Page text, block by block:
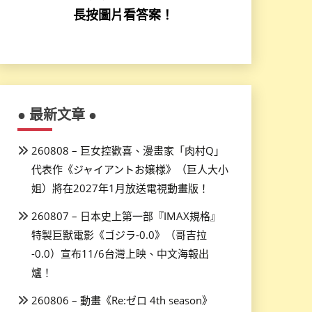
長按圖片看答案！
● 最新文章 ●
260808 – 巨女控歡喜、漫畫家「肉村Q」
代表作《ジャイアントお嬢様》（巨人大小
姐）將在2027年1月放送電視動畫版！
260807 – 日本史上第一部『IMAX規格』
特製巨獸電影《ゴジラ-0.0》（哥吉拉
-0.0）宣布11/6台灣上映、中文海報出
爐！
260806 – 動畫《Re:ゼロ 4th season》